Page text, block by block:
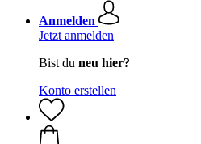
Anmelden
Jetzt anmelden
Bist du neu hier?
Konto erstellen